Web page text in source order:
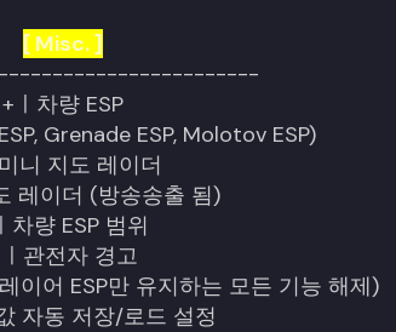
[ Misc. ]
+ㅣ차량 ESP
Grenade ESP, Molotov ESP)
니 지도 레이더
레이더 (방송송출 됨)
차량 ESP 범위
관전자 경고
이어 ESP만 유지하는 모든 기능 해제)
자동 저장/로드 설정